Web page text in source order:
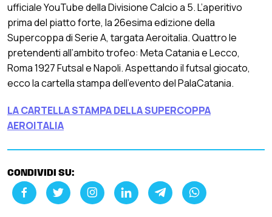
ufficiale YouTube della Divisione Calcio a 5. L’aperitivo
prima del piatto forte, la 26esima edizione della
Supercoppa di Serie A, targata Aeroitalia. Quattro le
pretendenti all’ambito trofeo: Meta Catania e Lecco,
Roma 1927 Futsal e Napoli. Aspettando il futsal giocato,
ecco la cartella stampa dell’evento del PalaCatania.
LA CARTELLA STAMPA DELLA SUPERCOPPA
AEROITALIA
CONDIVIDI SU: